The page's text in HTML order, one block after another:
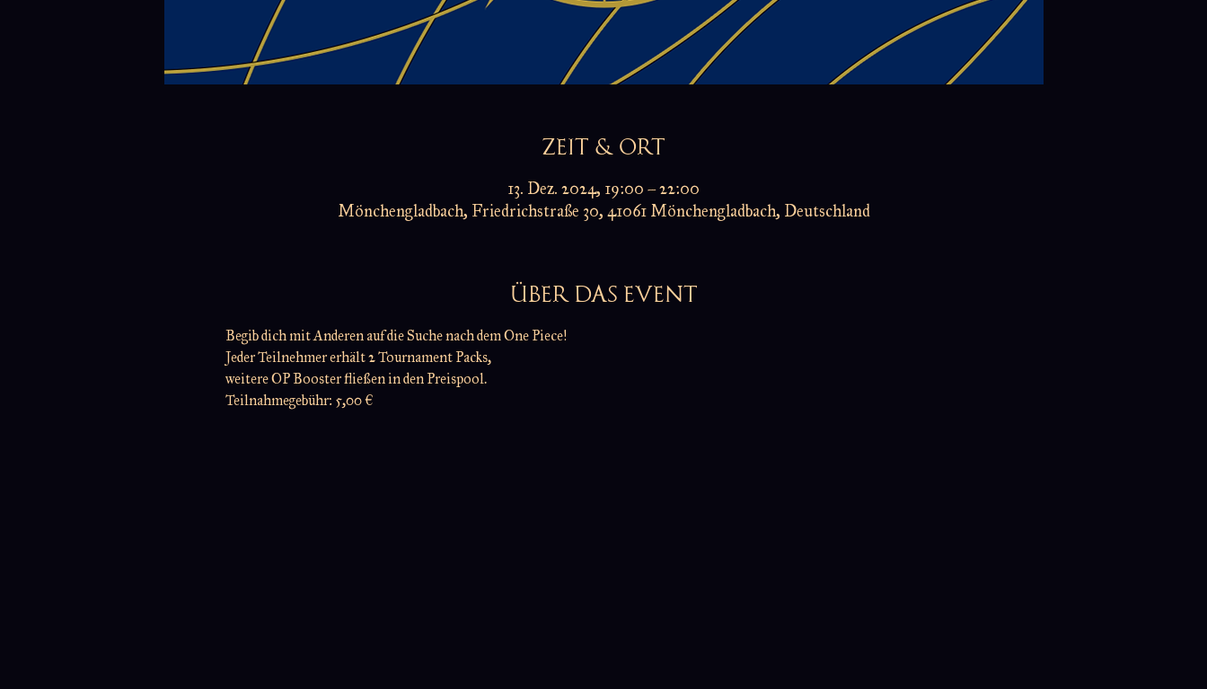
ZEIT & ORT
13. Dez. 2024, 19:00 – 22:00
Mönchengladbach, Friedrichstraße 30, 41061 Mönchengladbach, Deutschland
ÜBER DAS EVENT
Begib dich mit Anderen auf die Suche nach dem One Piece!
Jeder Teilnehmer erhält 2 Tournament Packs,
weitere OP Booster fließen in den Preispool.
Teilnahmegebühr: 5,00 €